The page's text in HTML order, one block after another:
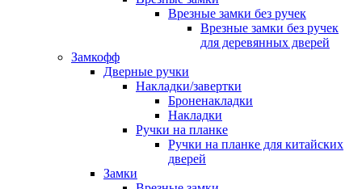
Врезные замки без ручек
Врезные замки без ручек
для деревянных дверей
Замкофф
Дверные ручки
Накладки/завертки
Броненакладки
Накладки
Ручки на планке
Ручки на планке для китайских
дверей
Замки